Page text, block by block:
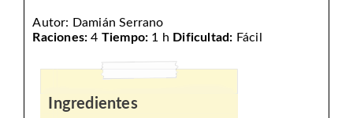
Autor: Damián Serrano
Raciones: 4 Tiempo: 1 h Dificultad: Fácil
Ingredientes